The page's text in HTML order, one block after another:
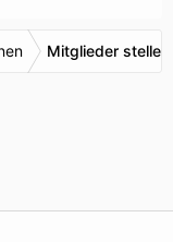
Mitglieder